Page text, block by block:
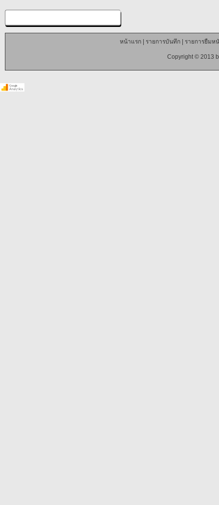
หน้าแรก| รายการบันทึก| รายการยืมห
Copyright © 2013